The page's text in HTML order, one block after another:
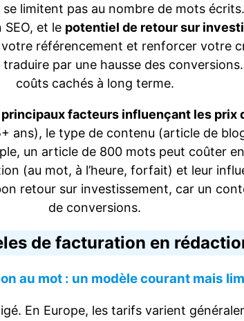
limitent pas au nombre de mots
et le potentiel de retour sur
référencement et renforcer votre
par une hausse des
coûts cachés à long terme.
facteurs influençant les prix
ans), le type de contenu (article de
un article de 800 mots peut coûter
(au mot, à l’heure, forfait) et leur
retour sur investissement, car un
de conversions.
de facturation en
au mot : un modèle courant mais
En Europe, les tarifs varient